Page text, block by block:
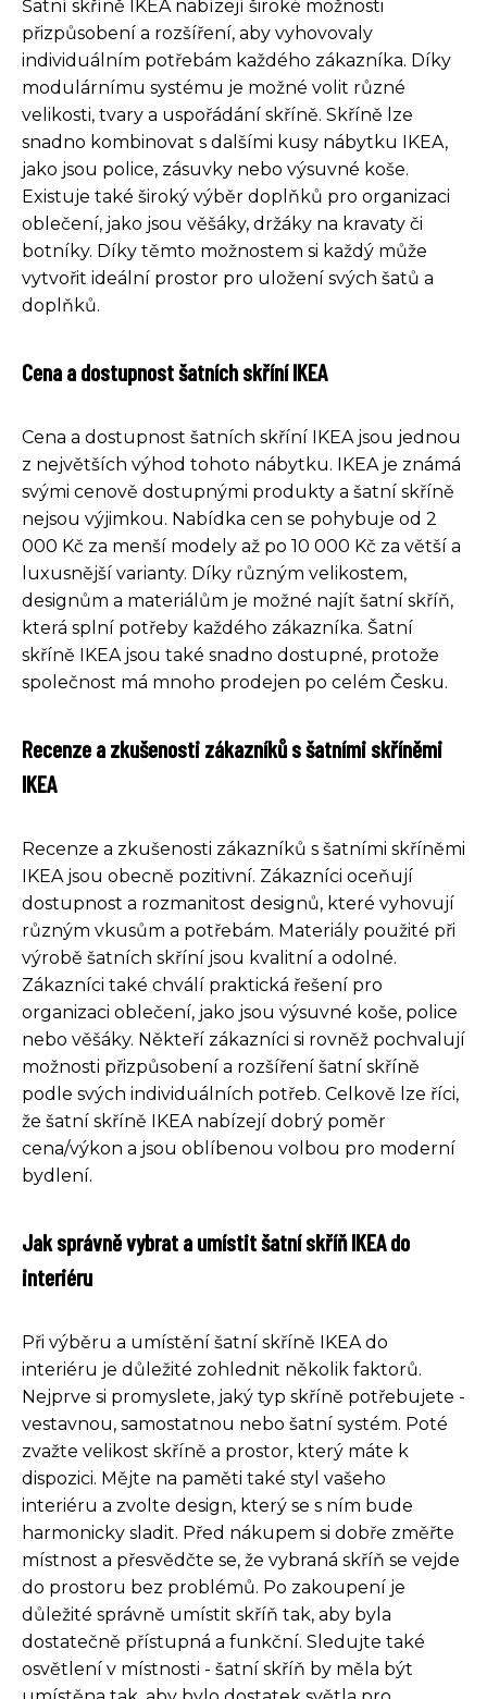
Šatní skříně IKEA nabízejí široké možnosti
přizpůsobení a rozšíření, aby vyhovovaly
individuálním potřebám každého zákazníka. Díky
modulárnímu systému je možné volit různé
velikosti, tvary a uspořádání skříně. Skříně lze
snadno kombinovat s dalšími kusy nábytku IKEA,
jako jsou police, zásuvky nebo výsuvné koše.
Existuje také široký výběr doplňků pro organizaci
oblečení, jako jsou věšáky, držáky na kravaty či
botníky. Díky těmto možnostem si každý může
vytvořit ideální prostor pro uložení svých šatů a
doplňků.
Cena a dostupnost šatních skříní IKEA
Cena a dostupnost šatních skříní IKEA jsou jednou
z největších výhod tohoto nábytku. IKEA je známá
svými cenově dostupnými produkty a šatní skříně
nejsou výjimkou. Nabídka cen se pohybuje od 2
000 Kč za menší modely až po 10 000 Kč za větší a
luxusnější varianty. Díky různým velikostem,
designům a materiálům je možné najít šatní skříň,
která splní potřeby každého zákazníka. Šatní
skříně IKEA jsou také snadno dostupné, protože
společnost má mnoho prodejen po celém Česku.
Recenze a zkušenosti zákazníků s šatními skříněmi
IKEA
Recenze a zkušenosti zákazníků s šatními skříněmi
IKEA jsou obecně pozitivní. Zákazníci oceňují
dostupnost a rozmanitost designů, které vyhovují
různým vkusům a potřebám. Materiály použité při
výrobě šatních skříní jsou kvalitní a odolné.
Zákazníci také chválí praktická řešení pro
organizaci oblečení, jako jsou výsuvné koše, police
nebo věšáky. Někteří zákazníci si rovněž pochvalují
možnosti přizpůsobení a rozšíření šatní skříně
podle svých individuálních potřeb. Celkově lze říci,
že šatní skříně IKEA nabízejí dobrý poměr
cena/výkon a jsou oblíbenou volbou pro moderní
bydlení.
Jak správně vybrat a umístit šatní skříň IKEA do
interiéru
Při výběru a umístění šatní skříně IKEA do
interiéru je důležité zohlednit několik faktorů.
Nejprve si promyslete, jaký typ skříně potřebujete -
vestavnou, samostatnou nebo šatní systém. Poté
zvažte velikost skříně a prostor, který máte k
dispozici. Mějte na paměti také styl vašeho
interiéru a zvolte design, který se s ním bude
harmonicky sladit. Před nákupem si dobře změřte
místnost a přesvědčte se, že vybraná skříň se vejde
do prostoru bez problémů. Po zakoupení je
důležité správně umístit skříň tak, aby byla
dostatečně přístupná a funkční. Sledujte také
osvětlení v místnosti - šatní skříň by měla být